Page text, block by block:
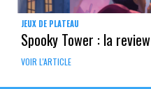
JEUX DE PLATEAU
Spooky Tower : la review
VOIR L'ARTICLE